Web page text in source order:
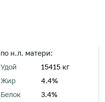
по н.л. матери:
Удой
15415 кг
Жир
4.4%
Белок
3.4%